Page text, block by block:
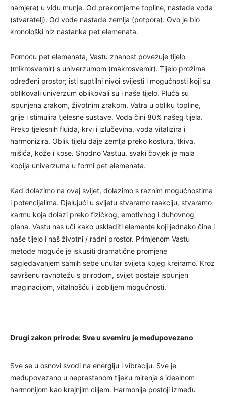
namjere) u vidu munje. Od prekomjerne topline, nastade voda
(stvaratelj). Od vode nastade zemlja (potpora). Ovo je bio
kronološki niz nastanka pet elemenata.
Pomoću pet elemenata, Vastu znanost povezuje tijelo
(mikrosvemir) s univerzumom (makrosvemir). Tijelo prožima
određeni prostor; isti suptilni nivoi svijesti i mogućnosti koji su
oblikovali univerzum oblikovali su i naše tijelo. Pluća su
ispunjena zrakom, životnim zrakom. Vatra u obliku topline,
grije i stimulira tjelesne sustave. Voda čini 80% našeg tijela.
Preko tjelesnih fluida, krvi i izlučevina, voda vitalizira i
harmonizira. Oblik tijelu daje zemlja preko kostura, tkiva,
mišića, kože i kose. Shodno Vastuu, svaki čovjek je mala
kopija univerzuma u formi pet elemenata.
Kad dolazimo na ovaj svijet, dolazimo s raznim mogućnostima
i potencijalima. Djelujući u svijetu stvaramo reakciju, stvaramo
karmu koja dolazi preko fizičkog, emotivnog i duhovnog
plana. Vastu nas uči kako uskladiti elemente koji jednako čine i
naše tijelo i naš životni / radni prostor. Primjenom Vastu
metode moguće je iskusiti dramatične promjene
sagledavanjem samih sebe unutar svijeta kojeg kreiramo. Kroz
savršenu ravnotežu s prirodom, svijet postaje ispunjen
imaginacijom, vitalnošću i izobiljem mogućnosti.
Drugi zakon prirode: Sve u svemiru je međupovezano
Sve se u osnovi svodi na energiju i vibraciju. Sve je
međupovezano u neprestanom tijeku mirenja s idealnom
harmonijom kao krajnjim ciljem. Harmonija postoji između